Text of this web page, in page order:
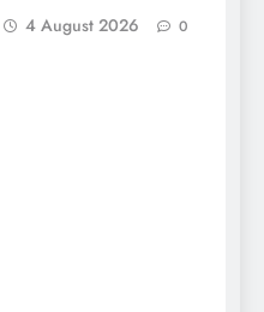
4 August 2026 0